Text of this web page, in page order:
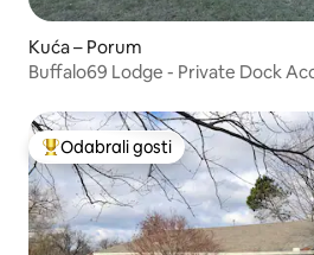
Kuća – Porum
Buffalo69 Lodge - Private Dock
Među najviše rangiranima s
Odabrali gosti